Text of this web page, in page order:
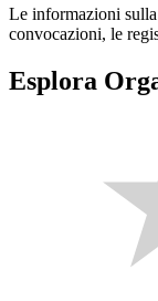
Le informazioni
convocazioni, le
Esplora